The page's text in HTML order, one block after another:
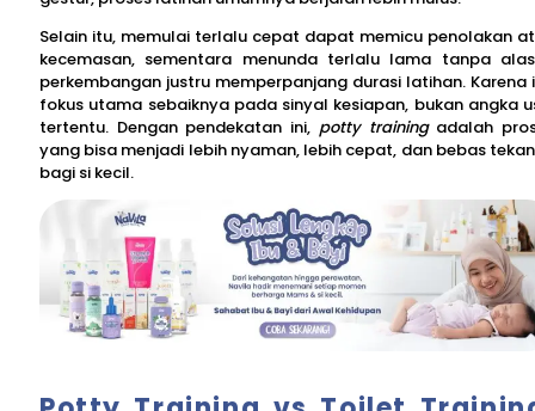
Selain itu, memulai terlalu cepat dapat memicu penolakan
kecemasan, sementara menunda terlalu lama tanpa
perkembangan justru memperpanjang durasi latihan. Karena
fokus utama sebaiknya pada sinyal kesiapan, bukan angka
tertentu. Dengan pendekatan ini, potty training adalah
yang bisa menjadi lebih nyaman, lebih cepat, dan bebas
bagi si kecil.